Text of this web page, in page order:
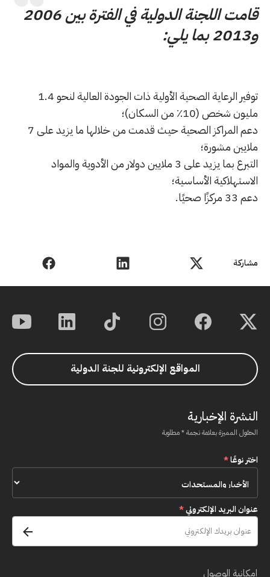
مشاركة
قامت اللجنة الدولية في الفترة بين 2006
و2013 بما يلي:
توفير الرعاية الصحية الأولية ذات الجودة العالية لنحو 1.4
مليون شخص (10٪ من السكان)؛
دعم المراكز الصحية حيث قدمت من خلالها ما يزيد على 7
ملايين مشورة؛
التبرع بما يزيد على 3 ملايين دولار من الأدوية والمواد
الاستهلاكية الأساسية؛
دعم 33 مركزًا صحيًا.
المواقع الإلكترونية للجنة الدولية
النشرة الإخبارية
الحقول المميزة بعلامة نجمة * مطلوبة
اختر نوعًا*
عنوان البريد الإلكتروني*
إمكانية الوصول